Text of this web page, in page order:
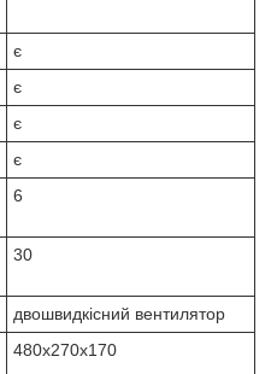
є
є
є
є
6
30
двошвидкісний вентилятор
480х270х170